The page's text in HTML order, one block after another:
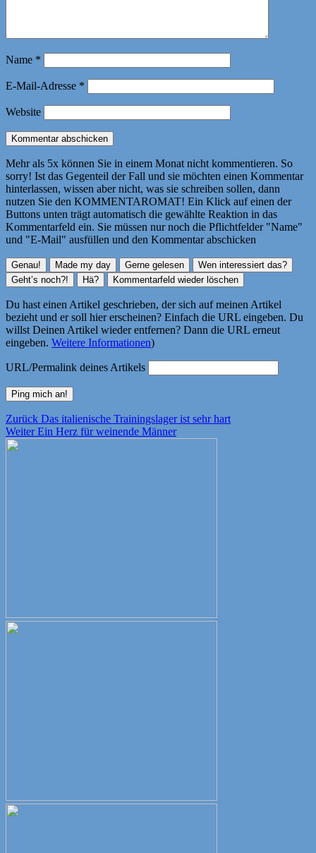
Name *
E-Mail-Adresse *
Website
Mehr als 5x können Sie in einem Monat nicht kommentieren. So
sorry! Ist das Gegenteil der Fall und sie möchten einen Kommentar
hinterlassen, wissen aber nicht, was sie schreiben sollen, dann
nutzen Sie den KOMMENTAROMAT! Ein Klick auf einen der
Buttons unten trägt automatisch die gewählte Reaktion in das
Kommentarfeld ein. Sie müssen nur noch die Pflichtfelder "Name"
und "E-Mail" ausfüllen und den Kommentar abschicken
Du hast einen Artikel geschrieben, der sich auf meinen Artikel
bezieht und er soll hier erscheinen? Einfach die URL eingeben. Du
willst Deinen Artikel wieder entfernen? Dann die URL erneut
eingeben. Weitere Informationen)
URL/Permalink deines Artikels
Beitragsnavigation
Zurück Vorheriger
Beitrag:
Das italienische Trainingslager ist sehr hart
Weiter Nächster
Ein Herz für weinende Männer